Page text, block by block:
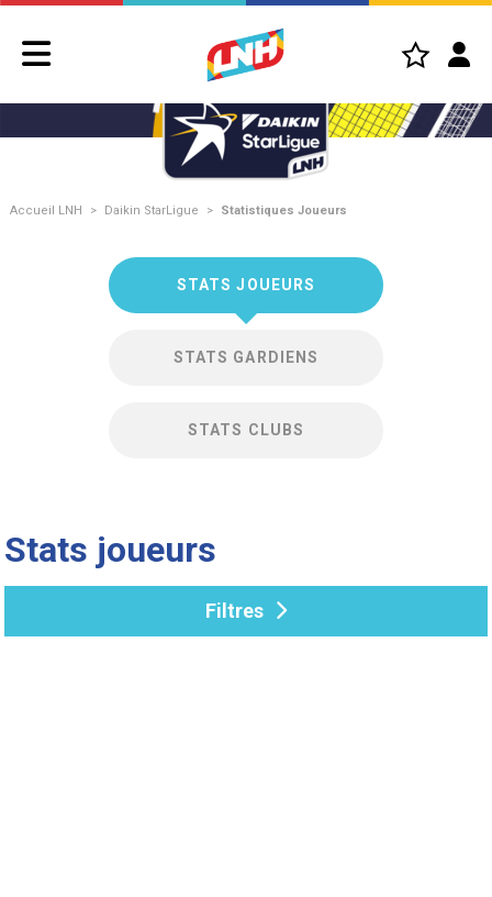
Accueil LNH > Daikin StarLigue > Statistiques Joueurs
STATS JOUEURS
STATS GARDIENS
STATS CLUBS
Stats joueurs
Filtres